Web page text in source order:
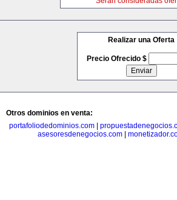
Realizar una Oferta
Precio Ofrecido $
Otros dominios en venta:
portafoliodedominios.com|
asesoresdenegocios.com